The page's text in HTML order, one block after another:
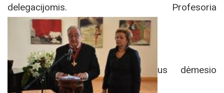
delegacijomis. Profesoria
us dėmesio